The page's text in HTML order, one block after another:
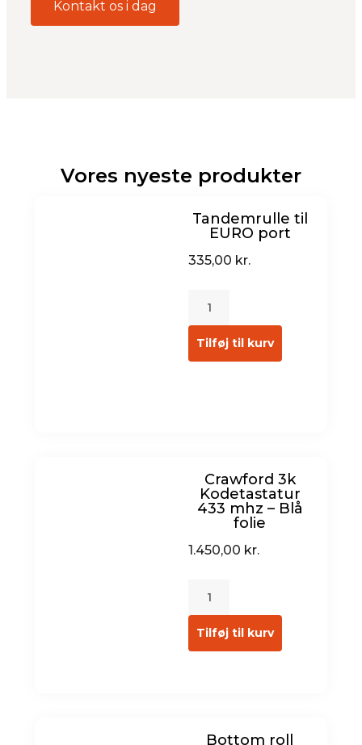
Kontakt os i dag
Vores nyeste produkter
Tandemrulle til
EURO port
335,00 kr.
Tilføj til kurv
Crawford 3k
Kodetastatur
433 mhz – Blå
folie
1.450,00 kr.
Tilføj til kurv
Bottom roll